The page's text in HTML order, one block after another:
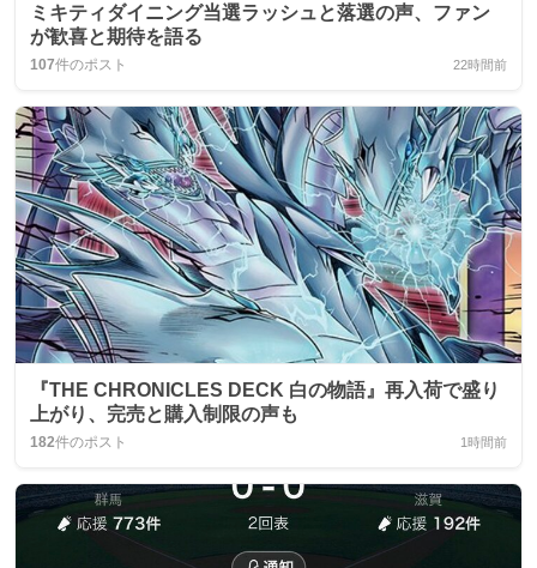
ミキティダイニング当選ラッシュと落選の声、ファン
が歓喜と期待を語る
107件のポスト 22時間前
『THE CHRONICLES DECK 白の物語』再入荷で盛り
上がり、完売と購入制限の声も
182件のポスト 1時間前